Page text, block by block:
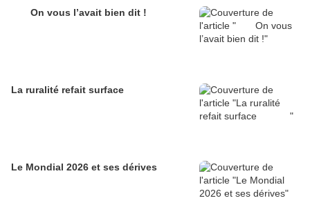
On vous l’avait bien dit !
Le Mondial 2026 et ses dérives